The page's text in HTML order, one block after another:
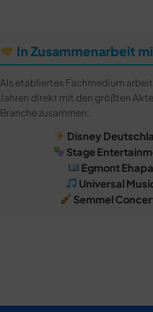
In Zusammenarbeit
Als etabliertes Fachmedium
Jahren direkt mit den größten
Branche zusammen:
Disney
Stage
Egmont Ehapa
Universal
Semmel